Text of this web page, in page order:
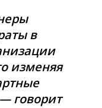
в
изменяя
говорит